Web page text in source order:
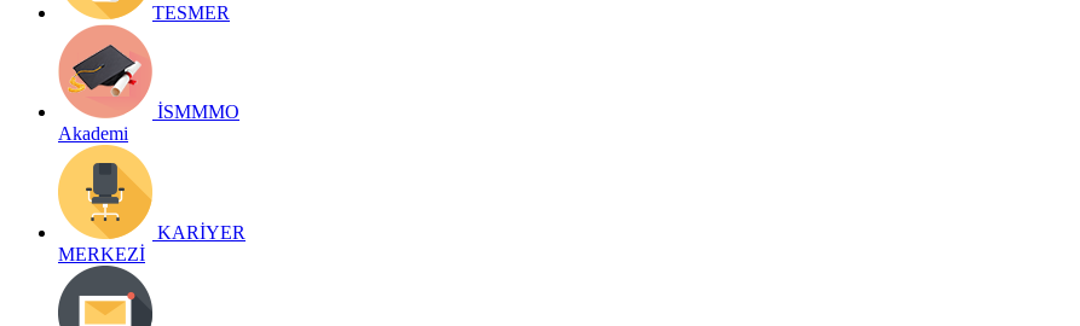
TESMER
İSMMMO
Akademi
KARİYER
MERKEZİ